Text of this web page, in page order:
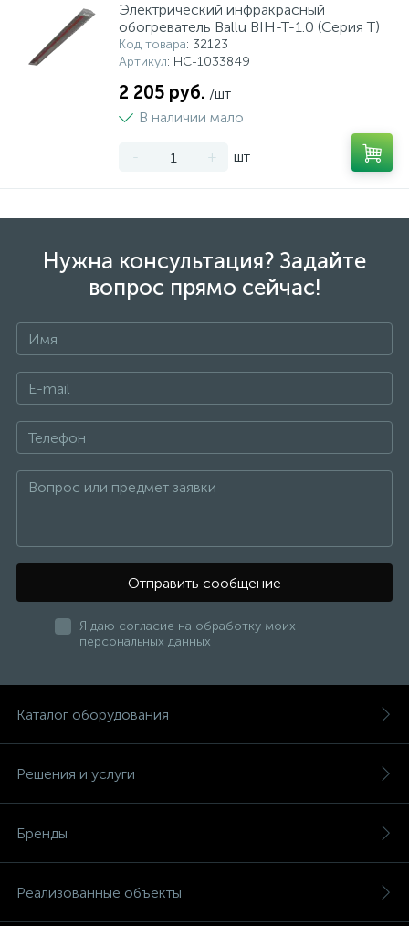
Электрический инфракрасный
обогреватель Ballu BIH-T-1.0 (Серия T)
Код товара: 32123
Артикул: НС-1033849
2 205 руб. /шт
В наличии мало
- + шт
Нужна консультация? Задайте
вопрос прямо сейчас!
Отправить сообщение
Я даю согласие на обработку моих
персональных данных
Каталог оборудования
Решения и услуги
Бренды
Реализованные объекты